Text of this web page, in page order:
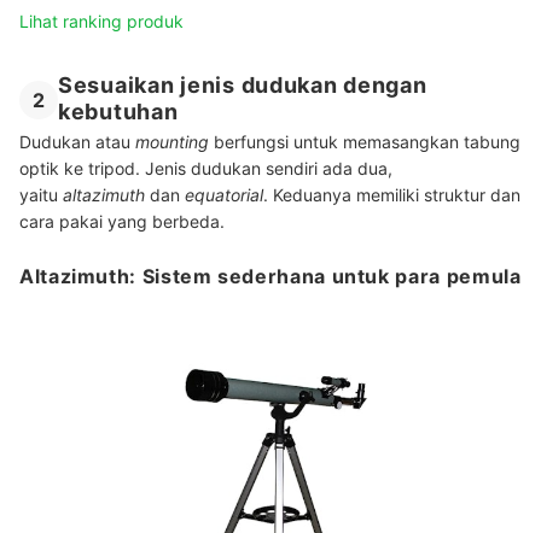
Lihat ranking produk
2
Sesuaikan jenis dudukan dengan
kebutuhan
Dudukan atau mounting berfungsi untuk memasangkan tabung
optik ke tripod. Jenis dudukan sendiri ada dua,
yaitu altazimuth dan equatorial. Keduanya memiliki struktur dan
cara pakai yang berbeda.
Altazimuth: Sistem sederhana untuk para pemula